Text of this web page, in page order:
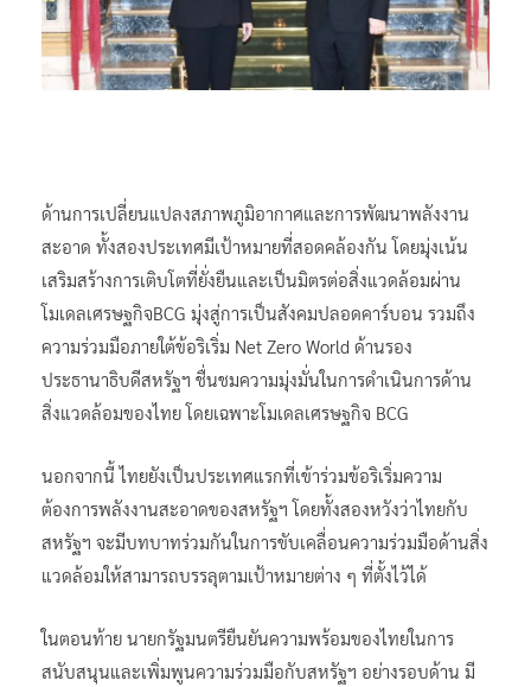
ด้านการเปลี่ยนแปลงสภาพภูมิอากาศและการพัฒนาพลังงาน
สะอาด ทั้งสองประเทศมีเป้าหมายที่สอดคล้องกัน โดยมุ่งเน้น
เสริมสร้างการเติบโตที่ยั่งยืนและเป็นมิตรต่อสิ่งแวดล้อมผ่าน
โมเดลเศรษฐกิจBCG มุ่งสู่การเป็นสังคมปลอดคาร์บอน รวมถึง
ความร่วมมือภายใต้ข้อริเริ่ม Net Zero World ด้านรอง
ประธานาธิบดีสหรัฐฯ ชื่นชมความมุ่งมั่นในการดำเนินการด้าน
สิ่งแวดล้อมของไทย โดยเฉพาะโมเดลเศรษฐกิจ BCG
นอกจากนี้ ไทยยังเป็นประเทศแรกที่เข้าร่วมข้อริเริ่มความ
ต้องการพลังงานสะอาดของสหรัฐฯ โดยทั้งสองหวังว่าไทยกับ
สหรัฐฯ จะมีบทบาทร่วมกันในการขับเคลื่อนความร่วมมือด้านสิ่ง
แวดล้อมให้สามารถบรรลุตามเป้าหมายต่าง ๆ ที่ตั้งไว้ได้
ในตอนท้าย นายกรัฐมนตรียืนยันความพร้อมของไทยในการ
สนับสนุนและเพิ่มพูนความร่วมมือกับสหรัฐฯ อย่างรอบด้าน มี